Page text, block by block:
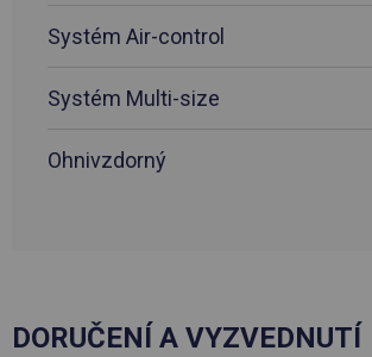
Systém Air-control
Systém Multi-size
Ohnivzdorný
DORUČENÍ A VYZVEDNUTÍ